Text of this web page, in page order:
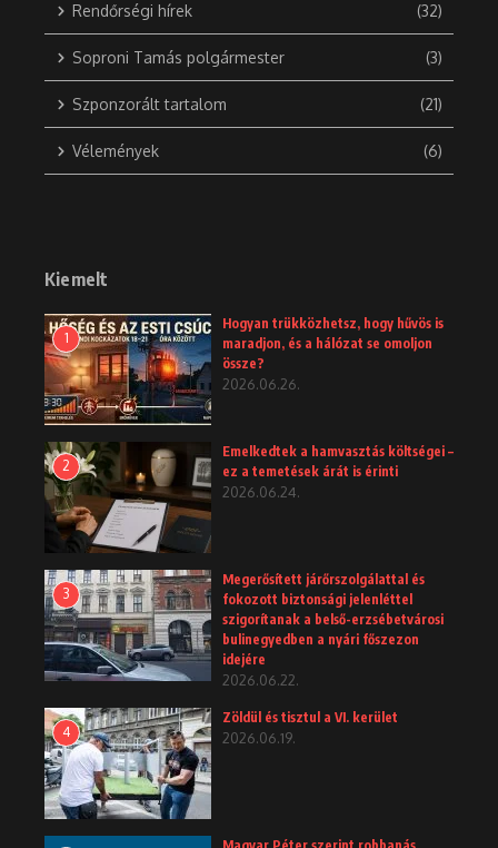
Rendőrségi hírek (32)
Soproni Tamás polgármester (3)
Szponzorált tartalom (21)
Vélemények (6)
Kiemelt
1
Hogyan trükközhetsz, hogy hűvös is
maradjon, és a hálózat se omoljon
össze?
2026.06.26.
2
Emelkedtek a hamvasztás költségei –
ez a temetések árát is érinti
2026.06.24.
3
Megerősített járőrszolgálattal és
fokozott biztonsági jelenléttel
szigorítanak a belső-erzsébetvárosi
bulinegyedben a nyári főszezon
idejére
2026.06.22.
4
Zöldül és tisztul a VI. kerület
2026.06.19.